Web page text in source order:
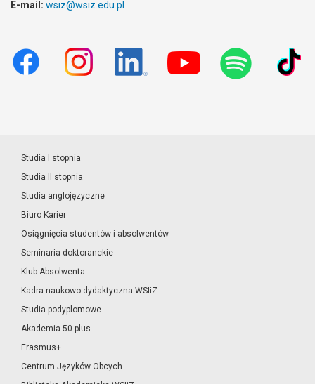
E-mail: wsiz@wsiz.edu.pl
Studia I stopnia
Studia II stopnia
Studia anglojęzyczne
Biuro Karier
Osiągnięcia studentów i absolwentów
Seminaria doktoranckie
Klub Absolwenta
Kadra naukowo-dydaktyczna WSIiZ
Studia podyplomowe
Akademia 50 plus
Erasmus+
Centrum Języków Obcych